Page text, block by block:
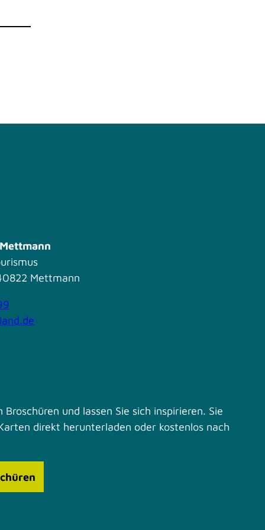
Mettmann
Broschüren und lassen Sie sich inspirieren. Sie
direkt herunterladen oder kostenlos nach